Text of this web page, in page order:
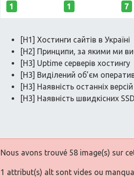
1 1 7
[H1] Хостинги сайтів в Україні
[H2] Принципи, за якими ми
[H3] Uptime серверів хостингу
[H3] Виділений об’єм
[H3] Наявність останніх
[H3] Наявність швидкісних
Nous avons trouvé 58 image(s) sur
1 attribut(s) alt sont vides ou